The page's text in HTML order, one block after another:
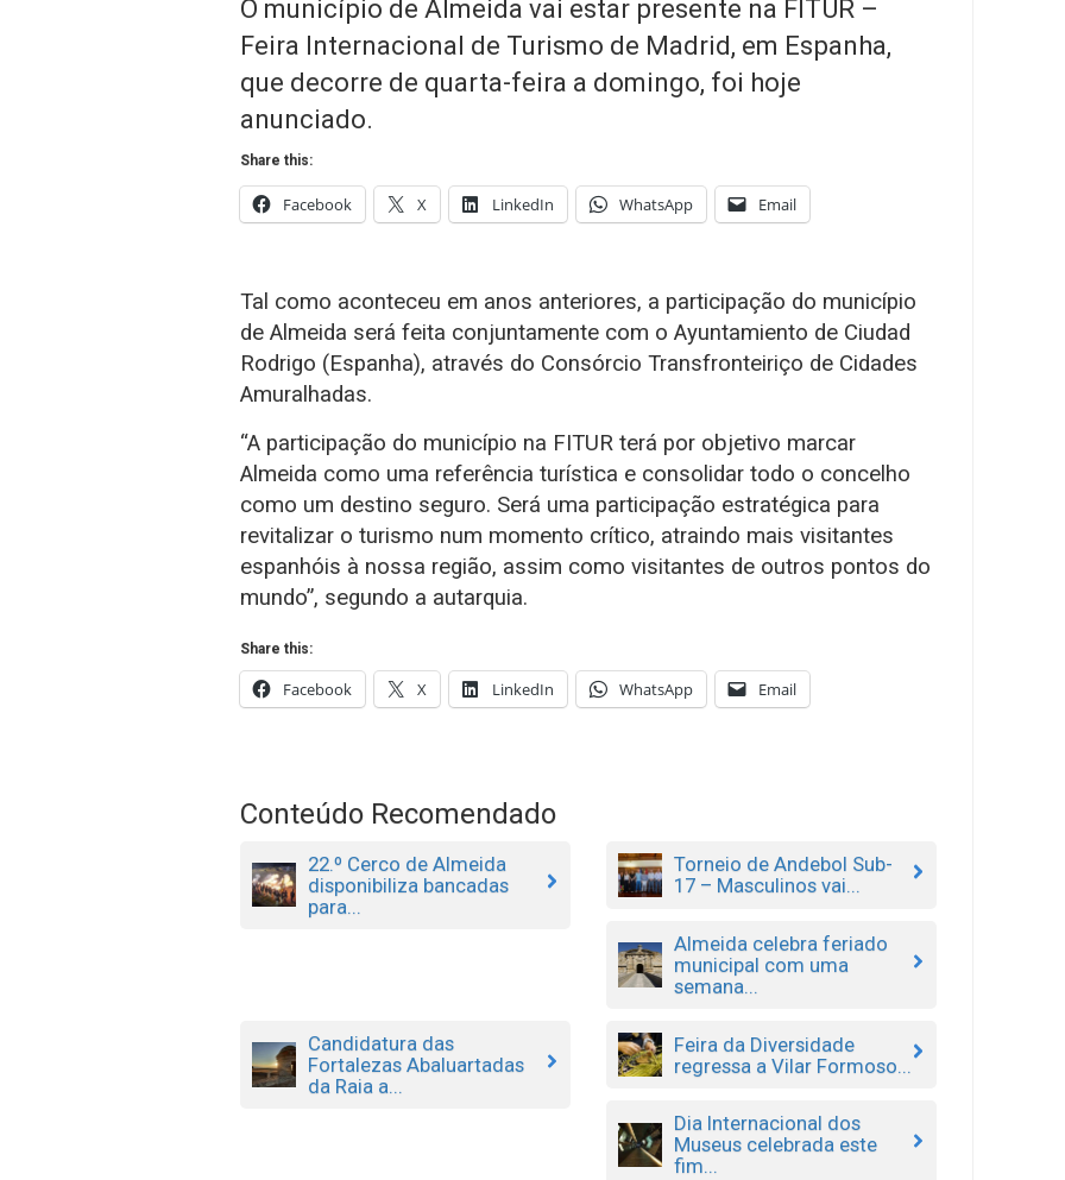
O município de Almeida vai estar presente na FITUR –
Feira Internacional de Turismo de Madrid, em Espanha,
que decorre de quarta-feira a domingo, foi hoje
anunciado.
Share this:
Facebook X LinkedIn WhatsApp Email
Tal como aconteceu em anos anteriores, a participação do município
de Almeida será feita conjuntamente com o Ayuntamiento de Ciudad
Rodrigo (Espanha), através do Consórcio Transfronteiriço de Cidades
Amuralhadas.
“A participação do município na FITUR terá por objetivo marcar
Almeida como uma referência turística e consolidar todo o concelho
como um destino seguro. Será uma participação estratégica para
revitalizar o turismo num momento crítico, atraindo mais visitantes
espanhóis à nossa região, assim como visitantes de outros pontos do
mundo”, segundo a autarquia.
Share this:
Facebook X LinkedIn WhatsApp Email
Conteúdo Recomendado
22.º Cerco de Almeida
disponibiliza bancadas
para...
Torneio de Andebol Sub-
17 – Masculinos vai...
Almeida celebra feriado
municipal com uma
semana...
Candidatura das
Fortalezas Abaluartadas
da Raia a...
Feira da Diversidade
regressa a Vilar Formoso...
Dia Internacional dos
Museus celebrada este
fim...